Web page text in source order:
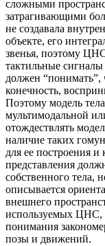
сложными
затрагивающими
не создавала
объекте, его
звенья, поэтому
тактильные
должен “понимать”,
конечность,
Поэтому модель
мультимодальной
отождествлять
наличие таких
для ее построения
представления
собственного тела,
описывается
внешнего
используемых ЦНС,
понимания
позы и движений.